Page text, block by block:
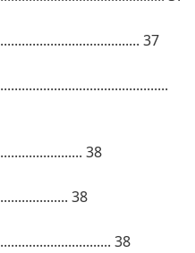
37
38
38
38